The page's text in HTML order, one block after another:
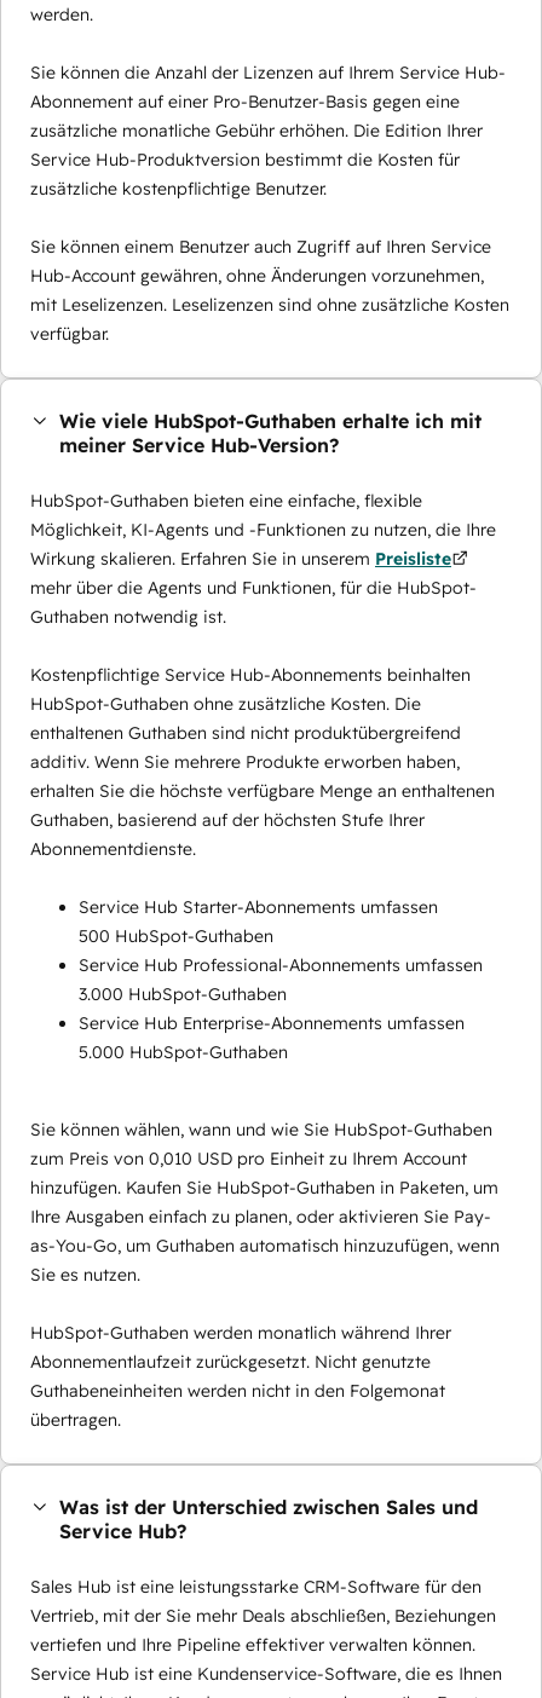
werden.
Sie können die Anzahl der Lizenzen auf Ihrem Service Hub-
Abonnement auf einer Pro-Benutzer-Basis gegen eine
zusätzliche monatliche Gebühr erhöhen. Die Edition Ihrer
Service Hub-Produktversion bestimmt die Kosten für
zusätzliche kostenpflichtige Benutzer.
Sie können einem Benutzer auch Zugriff auf Ihren Service
Hub-Account gewähren, ohne Änderungen vorzunehmen,
mit Leselizenzen. Leselizenzen sind ohne zusätzliche Kosten
verfügbar.
Wie viele HubSpot-Guthaben erhalte ich mit
meiner Service Hub-Version?
HubSpot-Guthaben bieten eine einfache, flexible
Möglichkeit, KI-Agents und -Funktionen zu nutzen, die Ihre
Wirkung skalieren. Erfahren Sie in unserem Preisliste
mehr über die Agents und Funktionen, für die HubSpot-
Guthaben notwendig ist.
Kostenpflichtige Service Hub-Abonnements beinhalten
HubSpot-Guthaben ohne zusätzliche Kosten. Die
enthaltenen Guthaben sind nicht produktübergreifend
additiv. Wenn Sie mehrere Produkte erworben haben,
erhalten Sie die höchste verfügbare Menge an enthaltenen
Guthaben, basierend auf der höchsten Stufe Ihrer
Abonnementdienste.
Service Hub Starter-Abonnements umfassen
500 HubSpot-Guthaben
Service Hub Professional-Abonnements umfassen
3.000 HubSpot-Guthaben
Service Hub Enterprise-Abonnements umfassen
5.000 HubSpot-Guthaben
Sie können wählen, wann und wie Sie HubSpot-Guthaben
zum Preis von 0,010 USD pro Einheit zu Ihrem Account
hinzufügen. Kaufen Sie HubSpot-Guthaben in Paketen, um
Ihre Ausgaben einfach zu planen, oder aktivieren Sie Pay-
as-You-Go, um Guthaben automatisch hinzuzufügen, wenn
Sie es nutzen.
HubSpot-Guthaben werden monatlich während Ihrer
Abonnementlaufzeit zurückgesetzt. Nicht genutzte
Guthabeneinheiten werden nicht in den Folgemonat
übertragen.
Was ist der Unterschied zwischen Sales und
Service Hub?
Sales Hub ist eine leistungsstarke CRM-Software für den
Vertrieb, mit der Sie mehr Deals abschließen, Beziehungen
vertiefen und Ihre Pipeline effektiver verwalten können.
Service Hub ist eine Kundenservice-Software, die es Ihnen